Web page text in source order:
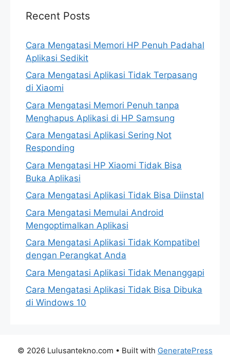
Recent Posts
Cara Mengatasi Memori HP Penuh Padahal
Aplikasi Sedikit
Cara Mengatasi Aplikasi Tidak Terpasang
di Xiaomi
Cara Mengatasi Memori Penuh tanpa
Menghapus Aplikasi di HP Samsung
Cara Mengatasi Aplikasi Sering Not
Responding
Cara Mengatasi HP Xiaomi Tidak Bisa
Buka Aplikasi
Cara Mengatasi Aplikasi Tidak Bisa Diinstal
Cara Mengatasi Memulai Android
Mengoptimalkan Aplikasi
Cara Mengatasi Aplikasi Tidak Kompatibel
dengan Perangkat Anda
Cara Mengatasi Aplikasi Tidak Menanggapi
Cara Mengatasi Aplikasi Tidak Bisa Dibuka
di Windows 10
© 2026 Lulusantekno.com • Built with GeneratePress